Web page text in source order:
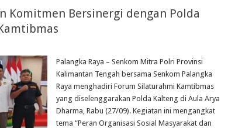
Komitmen Bersinergi dengan Polda
Palangka Raya – Senkom Mitra Polri Provinsi
Kalimantan Tengah bersama Senkom Palangka
Raya menghadiri Forum Silaturahmi Kamtibmas
yang diselenggarakan Polda Kalteng di Aula Arya
Dharma, Rabu (27/09). Kegiatan ini mengangkat
tema “Peran Organisasi Sosial Masyarakat dan